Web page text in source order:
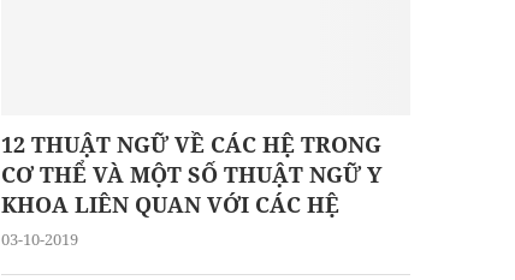
12 THUẬT NGỮ VỀ CÁC HỆ TRONG
CƠ THỂ VÀ MỘT SỐ THUẬT NGỮ Y
KHOA LIÊN QUAN VỚI CÁC HỆ
03-10-2019